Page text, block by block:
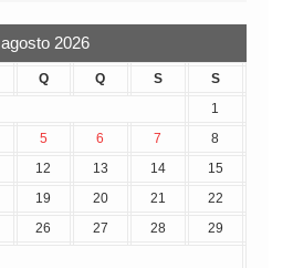
agosto 2026
Q Q S
S
1
5 6 7
8
12 13 14
15
19 20 21
22
26 27 28
29